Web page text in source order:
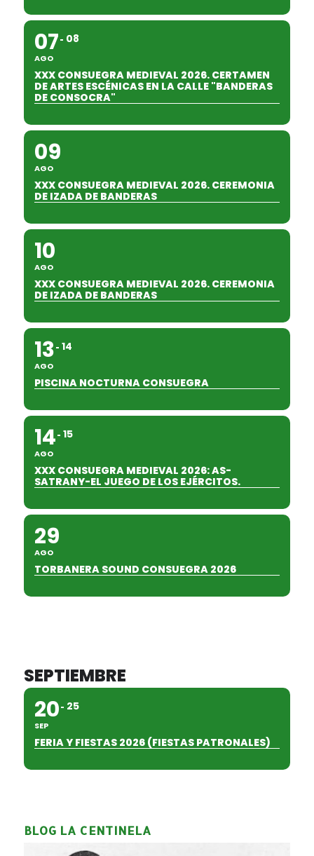
07
AGO
08
XXX CONSUEGRA MEDIEVAL 2026. CERTAMEN
DE ARTES ESCÉNICAS EN LA CALLE "BANDERAS
DE CONSOCRA"
09
AGO
XXX CONSUEGRA MEDIEVAL 2026. CEREMONIA
DE IZADA DE BANDERAS
10
AGO
XXX CONSUEGRA MEDIEVAL 2026. CEREMONIA
DE IZADA DE BANDERAS
13
AGO
14
PISCINA NOCTURNA CONSUEGRA
14
AGO
15
XXX CONSUEGRA MEDIEVAL 2026: AS-
SATRANY-EL JUEGO DE LOS EJÉRCITOS.
29
AGO
TORBANERA SOUND CONSUEGRA 2026
SEPTIEMBRE
20
SEP
25
FERIA Y FIESTAS 2026 (FIESTAS PATRONALES)
BLOG LA CENTINELA